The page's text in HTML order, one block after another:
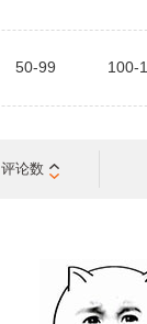
50-99 100-
评论数